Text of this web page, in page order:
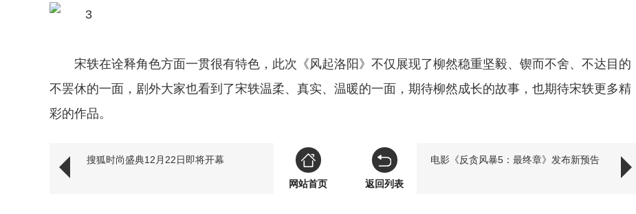
宋轶在诠释角色方面一贯很有特色，此次《风起洛阳》不仅展现了柳然稳重坚毅、锲而不舍、不达目的
不罢休的一面，剧外大家也看到了宋轶温柔、真实、温暖的一面，期待柳然成长的故事，也期待宋轶更多精
彩的作品。
搜狐时尚盛典12月22日即将开幕 电影《反贪风暴5：最终章》发布新预告
网站首页 返回列表